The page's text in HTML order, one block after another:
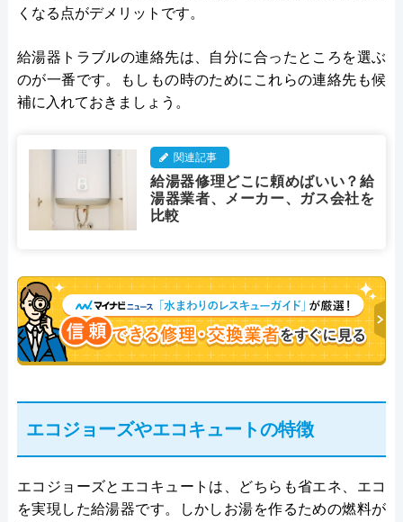
くなる点がデメリットです。
給湯器トラブルの連絡先は、自分に合ったところを選ぶ
のが一番です。もしもの時のためにこれらの連絡先も候
補に入れておきましょう。
関連記事
給湯器修理どこに頼めばいい？給
湯器業者、メーカー、ガス会社を
比較
エコジョーズやエコキュートの特徴
エコジョーズとエコキュートは、どちらも省エネ、エコ
を実現した給湯器です。しかしお湯を作るための燃料が